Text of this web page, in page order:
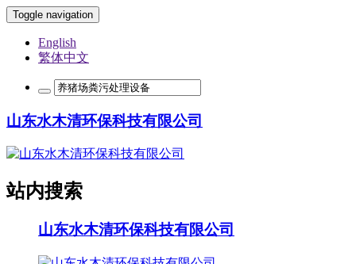
Toggle navigation
English
繁体中文
山东水木清环保科技有限公司
站内搜索
山东水木清环保科技有限公司